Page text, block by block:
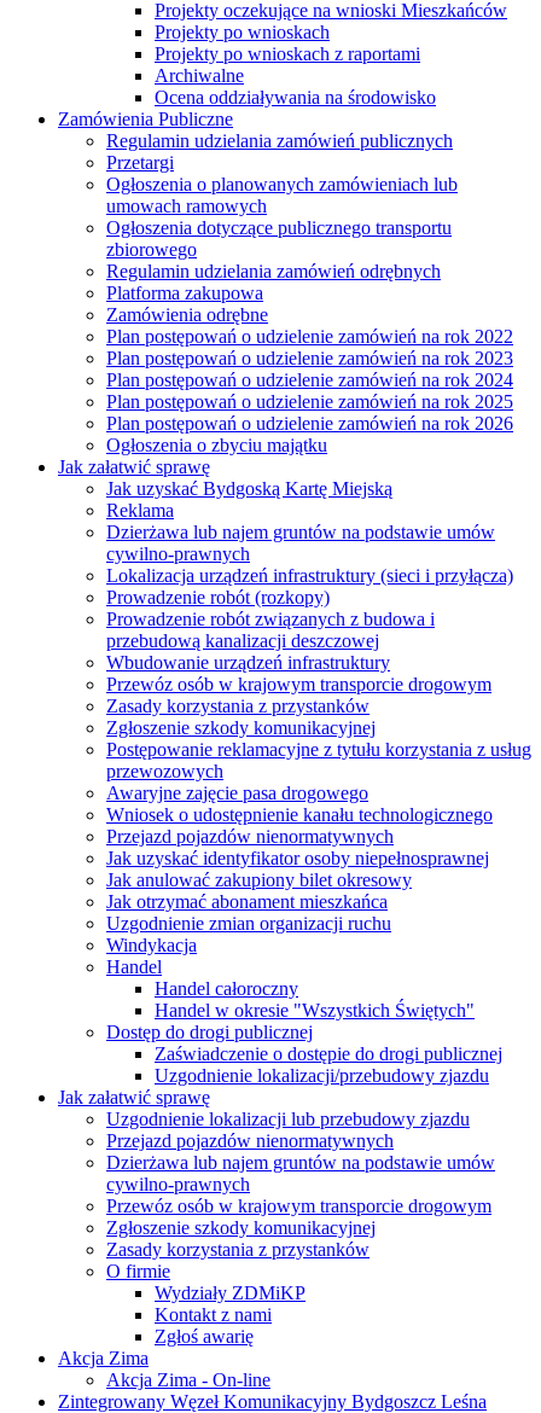
Projekty oczekujące na wnioski Mieszkańców
Projekty po wnioskach
Projekty po wnioskach z raportami
Archiwalne
Ocena oddziaływania na środowisko
Zamówienia Publiczne
Regulamin udzielania zamówień publicznych
Przetargi
Ogłoszenia o planowanych zamówieniach lub
umowach ramowych
Ogłoszenia dotyczące publicznego transportu
zbiorowego
Regulamin udzielania zamówień odrębnych
Platforma zakupowa
Zamówienia odrębne
Plan postępowań o udzielenie zamówień na rok 2022
Plan postępowań o udzielenie zamówień na rok 2023
Plan postępowań o udzielenie zamówień na rok 2024
Plan postępowań o udzielenie zamówień na rok 2025
Plan postępowań o udzielenie zamówień na rok 2026
Ogłoszenia o zbyciu majątku
Jak załatwić sprawę
Jak uzyskać Bydgoską Kartę Miejską
Reklama
Dzierżawa lub najem gruntów na podstawie umów
cywilno-prawnych
Lokalizacja urządzeń infrastruktury (sieci i przyłącza)
Prowadzenie robót (rozkopy)
Prowadzenie robót związanych z budowa i
przebudową kanalizacji deszczowej
Wbudowanie urządzeń infrastruktury
Przewóz osób w krajowym transporcie drogowym
Zasady korzystania z przystanków
Zgłoszenie szkody komunikacyjnej
Postępowanie reklamacyjne z tytułu korzystania z usług
przewozowych
Awaryjne zajęcie pasa drogowego
Wniosek o udostępnienie kanału technologicznego
Przejazd pojazdów nienormatywnych
Jak uzyskać identyfikator osoby niepełnosprawnej
Jak anulować zakupiony bilet okresowy
Jak otrzymać abonament mieszkańca
Uzgodnienie zmian organizacji ruchu
Windykacja
Handel
Handel całoroczny
Handel w okresie "Wszystkich Świętych"
Dostęp do drogi publicznej
Zaświadczenie o dostępie do drogi publicznej
Uzgodnienie lokalizacji/przebudowy zjazdu
Jak załatwić sprawę
Uzgodnienie lokalizacji lub przebudowy zjazdu
Przejazd pojazdów nienormatywnych
Dzierżawa lub najem gruntów na podstawie umów
cywilno-prawnych
Przewóz osób w krajowym transporcie drogowym
Zgłoszenie szkody komunikacyjnej
Zasady korzystania z przystanków
O firmie
Wydziały ZDMiKP
Kontakt z nami
Zgłoś awarię
Akcja Zima
Akcja Zima - On-line
Zintegrowany Węzeł Komunikacyjny Bydgoszcz Leśna